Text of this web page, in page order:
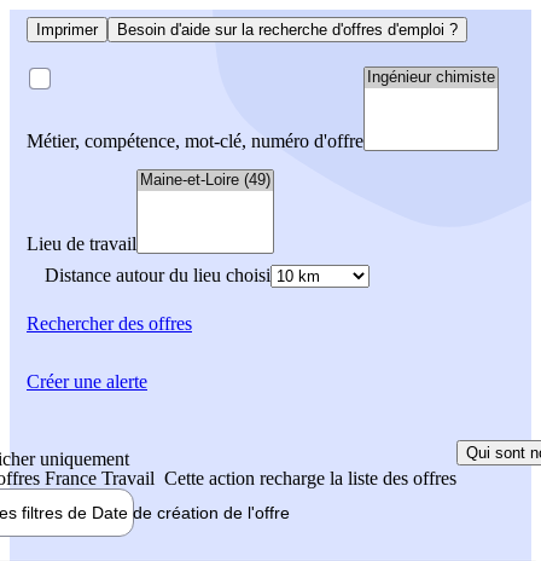
Imprimer Besoin d'aide sur la recherche d'offres d'emploi ?
Métier, compétence, mot-clé, numéro d'offre
Lieu de travail
Distance autour du lieu choisi
Rechercherdes offres
uniquement
France Travail Cette action recharge la liste des offres
Qui sont
filtres de Date de création de l'offre
Créer une alerte